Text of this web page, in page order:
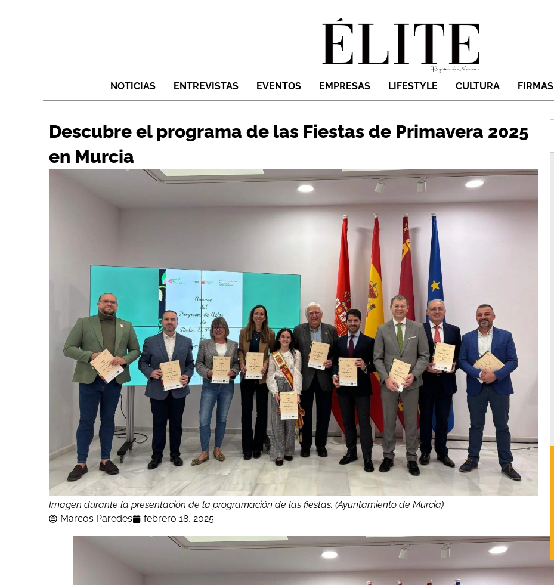
NOTICIAS ENTREVISTAS EVENTOS EMPRESAS LIFESTYLE CULTURA FIRMAS
Descubre el programa de las Fiestas de Primavera 2025
en Murcia
Imagen durante la presentación de la programación de las fiestas. (Ayuntamiento de Murcia)
Marcos Paredes
febrero 18, 2025